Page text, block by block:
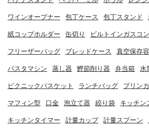
ワインオープナー 包丁ケース 包丁スタンド
紙コップホルダー 缶切り ビルトインガスコ
フリーザーバッグ ブレッドケース 真空保存
パスタマシン 蒸し器 鰹節削り器 弁当箱 水
ピクニックバスケット ランチバッグ プリン
マフィン型 口金 泡立て器 絞り袋 キッチン
キッチンタイマー 計量カップ 計量スプーン